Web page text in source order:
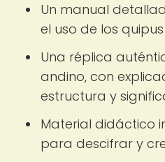
Un manual
el uso de los
Una réplica
andino, con
estructura y
Material didáctico
para descifrar y